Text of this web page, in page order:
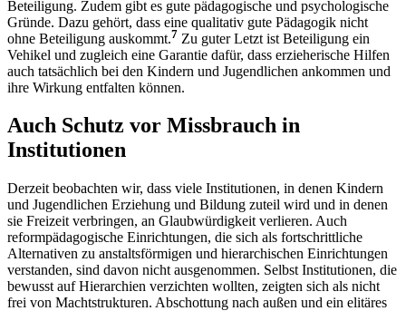
Beteiligung. Zudem gibt es gute pädagogische und psychologische
Gründe. Dazu gehört, dass eine qualitativ gute Pädagogik nicht
ohne Beteiligung auskommt.7 Zu guter Letzt ist Beteiligung ein
Vehikel und zugleich eine Garantie dafür, dass erzieherische Hilfen
auch tatsächlich bei den Kindern und Jugendlichen ankommen und
ihre Wirkung entfalten können.
Auch Schutz vor Missbrauch in
Institutionen
Derzeit beobachten wir, dass viele Institutionen, in denen Kindern
und Jugendlichen Erziehung und Bildung zuteil wird und in denen
sie Freizeit verbringen, an Glaubwürdigkeit verlieren. Auch
reformpädagogische Einrichtungen, die sich als fortschrittliche
Alternativen zu anstaltsförmigen und hierarchischen Einrichtungen
verstanden, sind davon nicht ausgenommen. Selbst Institutionen, die
bewusst auf Hierarchien verzichten wollten, zeigten sich als nicht
frei von Machtstrukturen. Abschottung nach außen und ein elitäres